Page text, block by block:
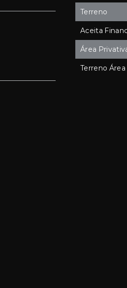
Terreno
Aceita
Área
Terreno Área